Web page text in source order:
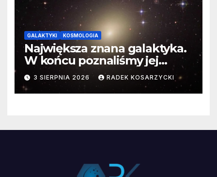
GALAKTYKI KOSMOLOGIA
Największa znana galaktyka.
W końcu poznaliśmy jej
faktyczne wymiary
3 SIERPNIA 2026 RADEK KOSARZYCKI